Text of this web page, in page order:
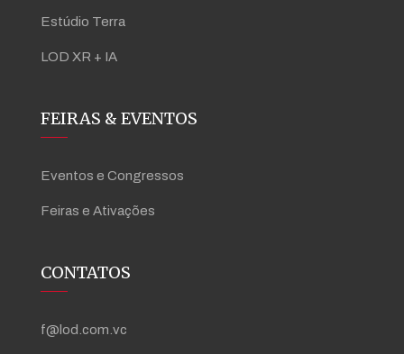
Estúdio Terra
LOD XR + IA
FEIRAS & EVENTOS
Eventos e Congressos
Feiras e Ativações
CONTATOS
f@lod.com.vc